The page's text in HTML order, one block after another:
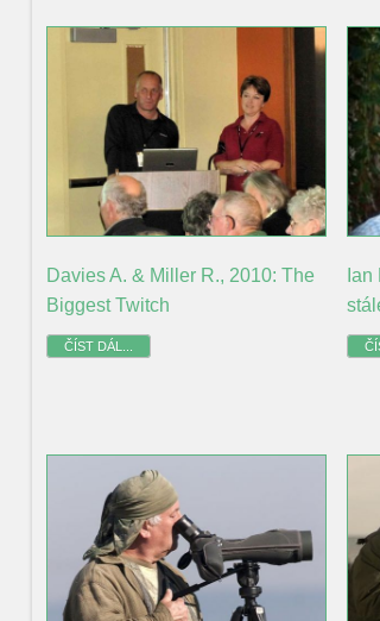
Davies A. & Miller R., 2010: The
Biggest Twitch
ČÍST DÁL...